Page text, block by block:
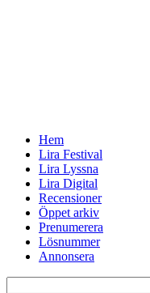
Hem
Lira Festival
Lira Lyssna
Lira Digital
Recensioner
Öppet arkiv
Prenumerera
Lösnummer
Annonsera